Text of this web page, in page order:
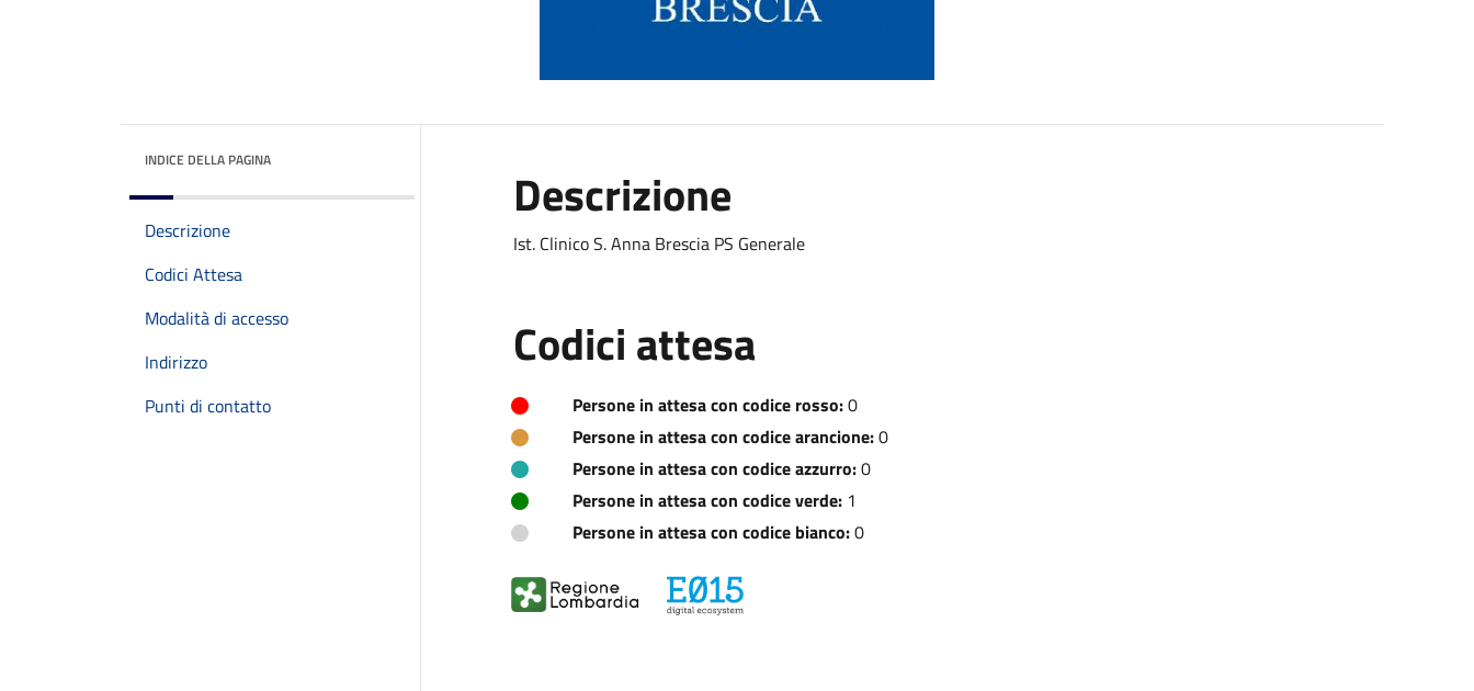
INDICE DELLA PAGINA
Descrizione
Codici Attesa
Modalità di accesso
Indirizzo
Punti di contatto
Descrizione
Ist. Clinico S. Anna Brescia PS Generale
Codici attesa
Persone in attesa con codice rosso:0
Persone in attesa con codice arancione:0
Persone in attesa con codice azzurro:0
Persone in attesa con codice verde:1
Persone in attesa con codice bianco:0